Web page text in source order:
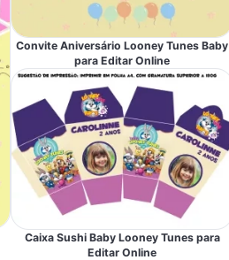
Convite Aniversário Looney Tunes Baby
para Editar Online
Caixa Sushi Baby Looney Tunes para
Editar Online